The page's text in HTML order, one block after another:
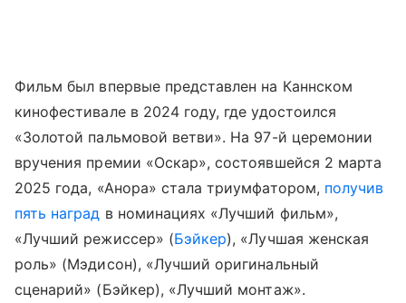
Фильм был впервые представлен на Каннском
кинофестивале в 2024 году, где удостоился
«Золотой пальмовой ветви». На 97-й церемонии
вручения премии «Оскар», состоявшейся 2 марта
2025 года, «Анора» стала триумфатором, получив
пять наград в номинациях «Лучший фильм»,
«Лучший режиссер» (Бэйкер), «Лучшая женская
роль» (Мэдисон), «Лучший оригинальный
сценарий» (Бэйкер), «Лучший монтаж».